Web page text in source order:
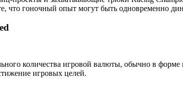
что гоночный опыт могут быть одновременно
количества игровой валюты, обычно в
игровых целей.